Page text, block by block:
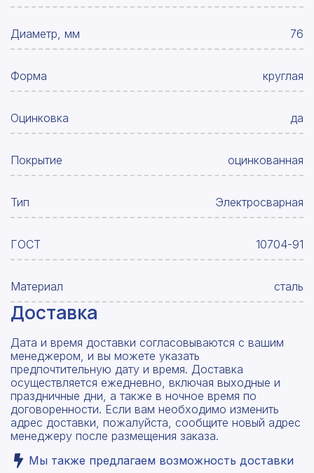
Диаметр, мм 76
Форма круглая
Оцинковка да
Покрытие оцинкованная
Тип Электросварная
ГОСТ 10704-91
Материал сталь
Доставка
Дата и время доставки согласовываются с вашим
менеджером, и вы можете указать
предпочтительную дату и время. Доставка
осуществляется ежедневно, включая выходные и
праздничные дни, а также в ночное время по
договоренности. Если вам необходимо изменить
адрес доставки, пожалуйста, сообщите новый адрес
менеджеру после размещения заказа.
Мы также предлагаем возможность доставки